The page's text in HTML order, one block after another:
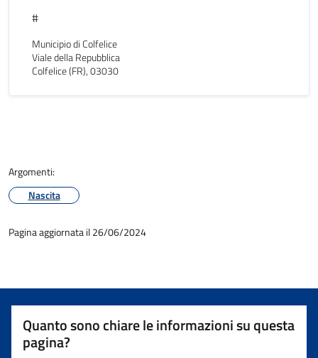
#
Municipio di Colfelice
Viale della Repubblica
Colfelice (FR), 03030
Argomenti:
Nascita
Pagina aggiornata il 26/06/2024
Quanto sono chiare le informazioni su questa
pagina?